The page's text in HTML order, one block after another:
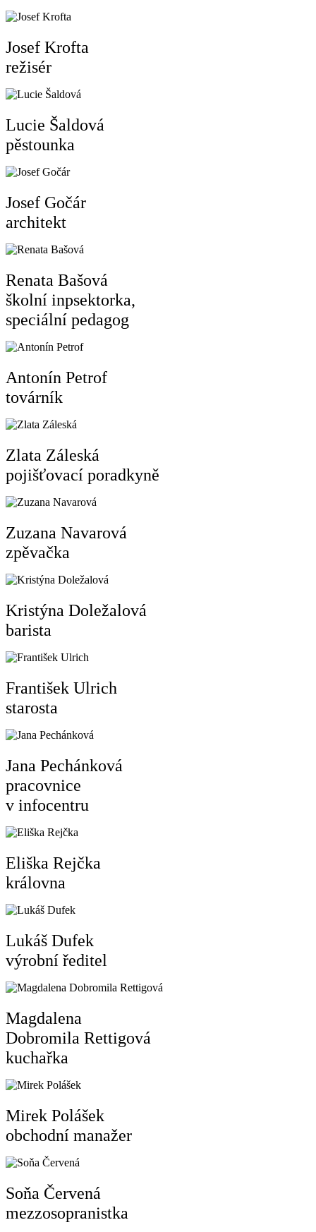
Josef Krofta
režisér
Lucie Šaldová
pěstounka
Josef Gočár
architekt
Renata Bašová
školní inpsektorka,
speciální pedagog
Antonín Petrof
továrník
Zlata Záleská
pojišťovací poradkyně
Zuzana Navarová
zpěvačka
Kristýna Doležalová
barista
František Ulrich
starosta
Jana Pechánková
pracovnice
v infocentru
Eliška Rejčka
královna
Lukáš Dufek
výrobní ředitel
Magdalena
Dobromila Rettigová
kuchařka
Mirek Polášek
obchodní manažer
Soňa Červená
mezzosopranistka